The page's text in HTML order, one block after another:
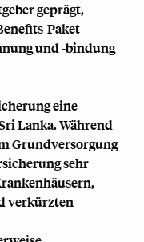
geprägt,
Paket
und -bindung
eine
Lanka. Während
Grundversorgung
sehr
verkürzten